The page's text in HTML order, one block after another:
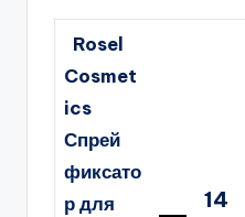
Rosel
Cosmet
ics
Спрей
фиксато
р для
14